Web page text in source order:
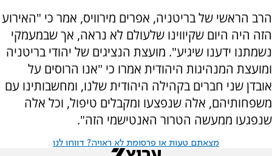
הרב הראשי של בריטניה, אפרים מירוויס, אמר כי "האירוע
הזה היה היום שקיווינו שלעולם לא נראה, אך שבמעמקי
נשמתנו ידענו שיגיע". מועצת הנציגים של יהודי בריטניה
ומועצת המנהיגות היהודית אמרו כי "אנו הרוסים על
אובדן שני חברים בקהילה היהודית שלנו, ומחשבותינו עם
משפחותיהם, אלה שנפצעו ומקבלים טיפול, וכל אלה
שנפגעו ממעשה הטרור האנטישמי הזה".
מצאתם טעות או פרסומת לא ראויה? דווחו לנו